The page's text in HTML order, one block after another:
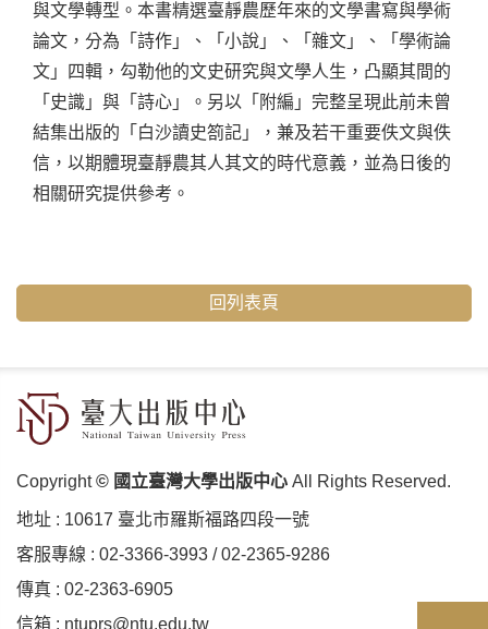
與文學轉型。本書精選臺靜農歷年來的文學書寫與學術
論文，分為「詩作」、「小說」、「雜文」、「學術論
文」四輯，勾勒他的文史研究與文學人生，凸顯其間的
「史識」與「詩心」。另以「附編」完整呈現此前未曾
結集出版的「白沙讀史箚記」，兼及若干重要佚文與佚
信，以期體現臺靜農其人其文的時代意義，並為日後的
相關研究提供參考。
回列表頁
Copyright© 國立臺灣大學出版中心 All Rights Reserved.
地址 : 10617 臺北市羅斯福路四段⼀號
客服專線 : 02-3366-3993 /02-2365-9286
傳真 : 02-2363-6905
信箱 : ntuprs@ntu.edu.tw